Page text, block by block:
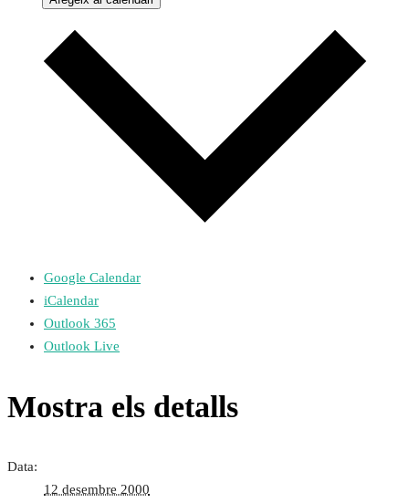
Google Calendar
iCalendar
Outlook 365
Outlook Live
Mostra els detalls
Data:
12 desembre 2000